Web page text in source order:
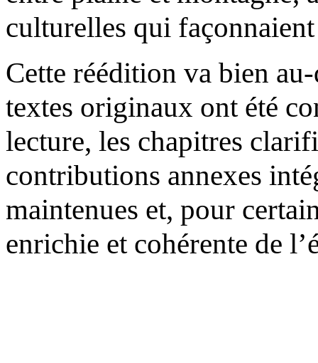
culturelles qui
Cette réédition va bien
textes originaux ont été
lecture, les chapitres
contributions annexes
maintenues et, pour
enrichie et cohérente de